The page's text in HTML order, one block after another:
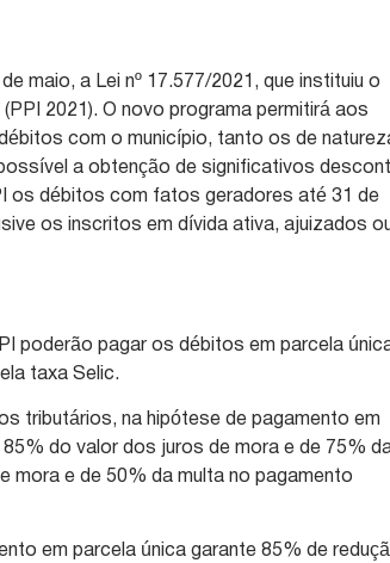
maio, a Lei nº 17.577/2021, que instituiu o
2021). O novo programa permitirá aos
com o município, tanto os de
a obtenção de significativos
os débitos com fatos geradores até 31 de
os inscritos em dívida ativa, ajuizados
poderão pagar os débitos em parcela
taxa Selic.
tributários, na hipótese de pagamento em
do valor dos juros de mora e de 75%
mora e de 50% da multa no pagamento
em parcela única garante 85% de